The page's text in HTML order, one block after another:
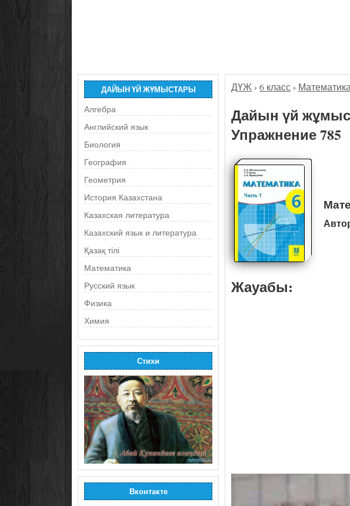
ДАЙЫН ҮЙ ЖҰМЫСТАРЫ
Алгебра
Английский язык
Биология
География
Геометрия
История Казахстана
Казахская литература
Казахский язык и литература
Қазақ тілі
Математика
Русский язык
Физика
Химия
Стихи
Вконтакте
ДҮЖ › 6 класс ›
Дайын үй
Упражнение 785
Жауабы: